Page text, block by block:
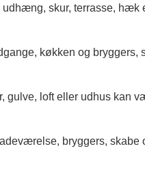
skur, terrasse, hæk
køkken og
gulve, loft eller udhus kan
bryggers, skabe